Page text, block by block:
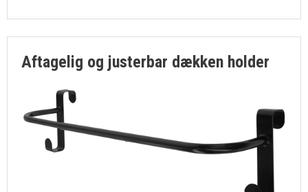
Aftagelig og justerbar dækken holder